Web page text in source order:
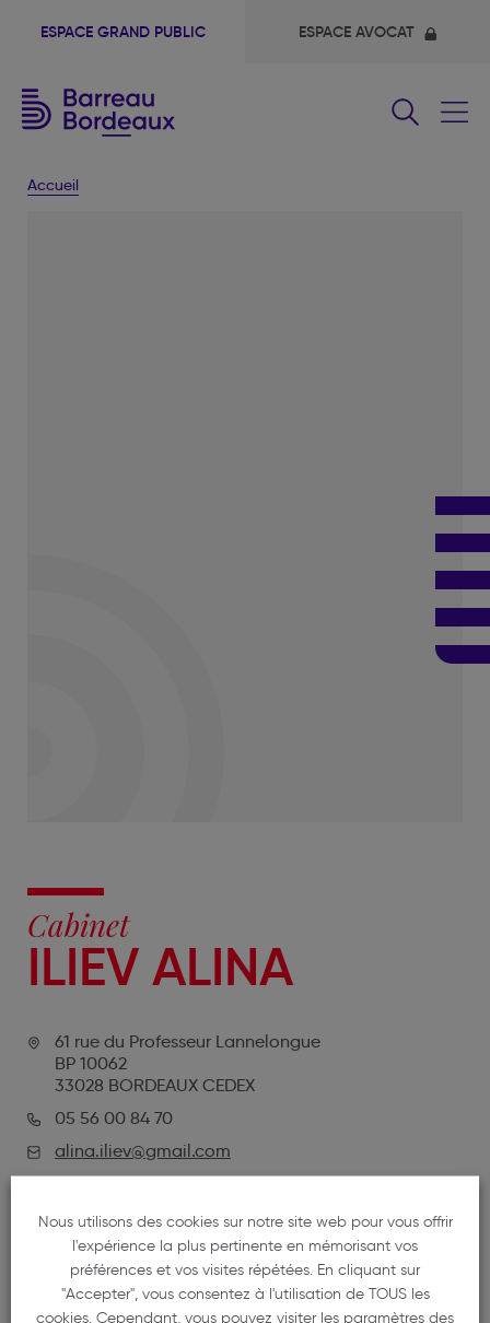
ESPACE GRAND PUBLIC ESPACE AVOCAT
Accueil
Cabinet
ILIEV ALINA
61 rue du Professeur Lannelongue
BP 10062
33028 BORDEAUX CEDEX
05 56 00 84 70
alina.iliev@gmail.com
Nous utilisons des cookies sur notre site web pour vous offrir
l'expérience la plus pertinente en mémorisant vos
préférences et vos visites répétées. En cliquant sur
"Accepter", vous consentez à l'utilisation de TOUS les
cookies. Cependant, vous pouvez visiter les paramètres des